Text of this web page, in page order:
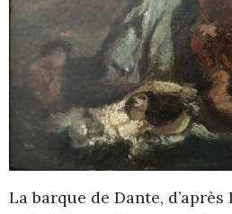
La barque de Dante,